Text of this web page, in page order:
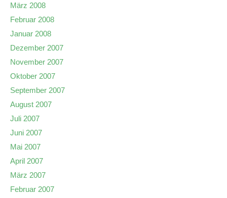
März 2008
Februar 2008
Januar 2008
Dezember 2007
November 2007
Oktober 2007
September 2007
August 2007
Juli 2007
Juni 2007
Mai 2007
April 2007
März 2007
Februar 2007